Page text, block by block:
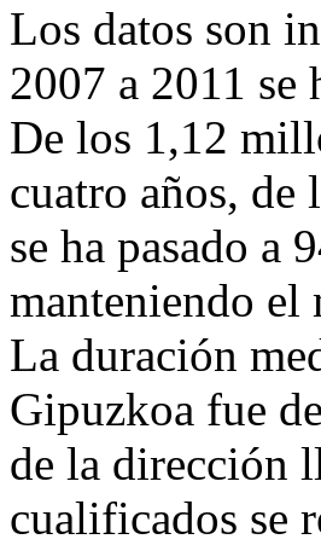
Los datos son
2007 a 2011 se
De los 1,12
cuatro años, de
se ha pasado a
manteniendo el
La duración
Gipuzkoa fue
de la dirección
cualificados se